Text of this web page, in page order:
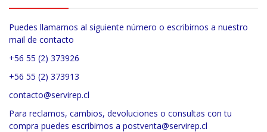
Puedes llamarnos al siguiente número o escribirnos a nuestro
mail de contacto
+56 55 (2) 373926
+56 55 (2) 373913
contacto@servirep.cl
Para reclamos, cambios, devoluciones o consultas con tu
compra puedes escribirnos a postventa@servirep.cl